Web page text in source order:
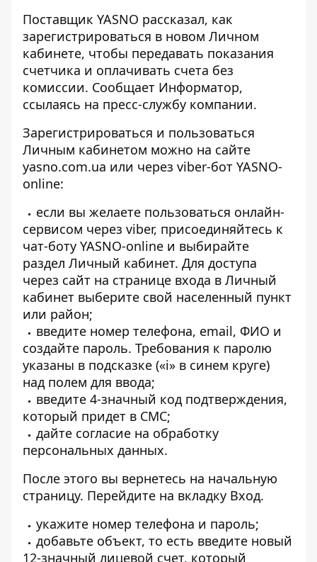
Поставщик YASNO рассказал, как
зарегистрироваться в новом Личном
кабинете, чтобы передавать показания
счетчика и оплачивать счета без
комиссии. Сообщает Информатор,
ссылаясь на пресс-службу компании.
Зарегистрироваться и пользоваться
Личным кабинетом можно на сайте
yasno.com.ua или через viber-бот YASNO-
online:
если вы желаете пользоваться онлайн-
сервисом через viber, присоединяйтесь к
чат-боту YASNO-online и выбирайте
раздел Личный кабинет. Для доступа
через сайт на странице входа в Личный
кабинет выберите свой населенный пункт
или район;
введите номер телефона, email, ФИО и
создайте пароль. Требования к паролю
указаны в подсказке («і» в синем круге)
над полем для ввода;
введите 4-значный код подтверждения,
который придет в СМС;
дайте согласие на обработку
персональных данных.
После этого вы вернетесь на начальную
страницу. Перейдите на вкладку Вход.
укажите номер телефона и пароль;
добавьте объект, то есть введите новый
12-значный лицевой счет, который